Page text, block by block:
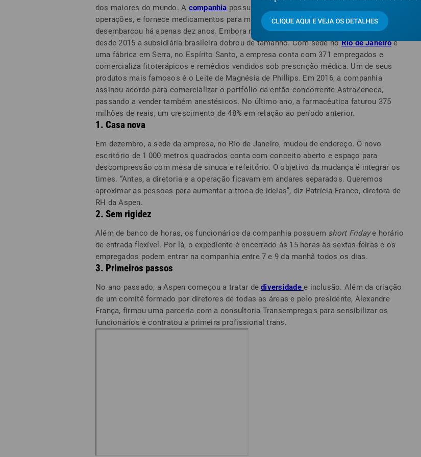
dos maiores do mundo. A companhia possui 10 000 funcionários, espalhados por 55
operações, e fornece medicamentos para mais de 144 países. Por aqui a Aspen
desembarcou há apenas dez anos. Embora novata e pouco conhecida pelo público,
desde 2015 a subsidiária brasileira dobrou de tamanho. Com sede noRio de Janeiroe
uma fábrica em Serra, no Espírito Santo, a empresa conta com 371 empregados e
comercializa fitoterápicos e remédios vendidos sob prescrição médica. Um de seus
produtos mais famosos é o Leite de Magnésia de Phillips. Em 2016, a companhia
assinou acordo para comercializar o portfólio da então concorrente AstraZeneca,
passando a vender também anestésicos. No último ano, a farmacêutica faturou 375
milhões de reais, um crescimento de 48% em relação ao período anterior.
1. Casa nova
Em dezembro, a sede da empresa, no Rio de Janeiro, mudou de endereço. O novo
escritório de 1 000 metros quadrados conta com conceito aberto e espaço para
descompressão com mesa de sinuca e refeitório. O objetivo da mudança é integrar os
times. “Antes, a diretoria e a operação ficavam em andares separados. Queremos
aproximar as pessoas para aumentar a troca de ideias”, diz Patrícia Franco, diretora de
RH da Aspen.
2. Sem rigidez
Além de banco de horas, os funcionários da companhia possuem short Fridaye horário
de entrada flexível. Por lá, o expediente é encerrado às 15 horas às sextas-feiras e os
empregados podem entrar na companhia entre 7 e 9 da manhã todos os dias.
3. Primeiros passos
No ano passado, a Aspen começou a tratar dediversidade e inclusão. Além da criação
de um comitê formado por diretores de todas as áreas e pelo presidente, Alexandre
França, firmou uma parceria com a consultoria Transempregos para sensibilizar os
funcionários e contratou a primeira profissional trans.